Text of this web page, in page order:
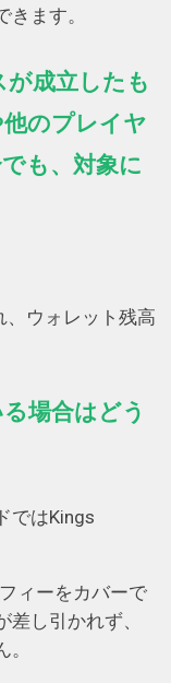
ます。
成立したも
のプレイヤ
も、対象に
ウォレット残高
場合はどう
ではKings
ィーをカバーで
し引かれず、